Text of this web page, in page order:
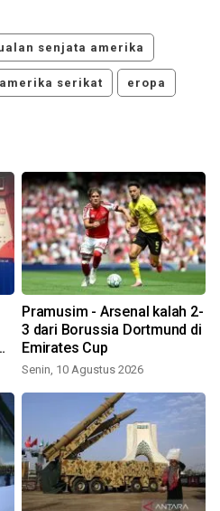
senjata amerika
serikat eropa
Pramusim - Arsenal kalah 2-
3 dari Borussia Dortmund di
Emirates Cup
Senin, 10 Agustus 2026